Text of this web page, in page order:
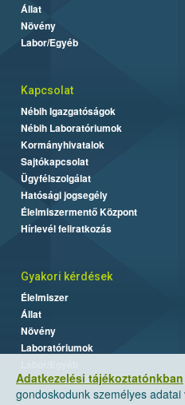
Adatkezelési tájékoztatónkban
gondoskodunk személyes
Állat
Növény
Labor/Egyéb
Kapcsolat
Nébih Igazgatóságok
Nébih Laboratóriumok
Kormányhivatalok
Sajtókapcsolat
Ügyfélszolgálat
Hatósági jogsegély
Élelmiszermentő Központ
Hírlevél feliratkozás
Gyakori kérdések
Élelmiszer
Állat
Növény
Laboratóriumok